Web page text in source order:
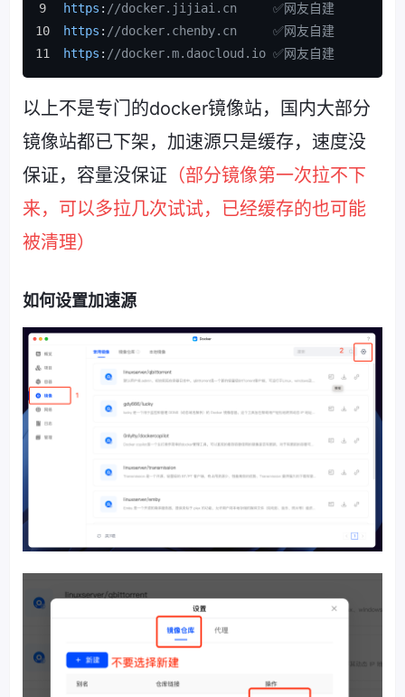
https : //docker.jijiai.cn     ✅网友自建
https : //docker.chenby.cn     ✅网友自建
https : //docker.m.daocloud.io ✅网友自建
以上不是专门的docker镜像站，国内大部分
镜像站都已下架，加速源只是缓存，速度没
保证，容量没保证 （部分镜像第一次拉不下
来，可以多拉几次试试，已经缓存的也可能
被清理）
如何设置加速源